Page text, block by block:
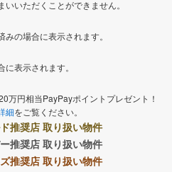
いただくことができません。
の場合に表示されます。
表示されます。
万円相当PayPayポイントプレゼント！
細をご覧ください。
推奨店 取り扱い物件
推奨店 取り扱い物件
推奨店 取り扱い物件